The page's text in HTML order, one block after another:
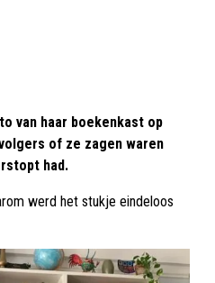
van haar boekenkast op
of ze zagen waren
had.
werd het stukje eindeloos